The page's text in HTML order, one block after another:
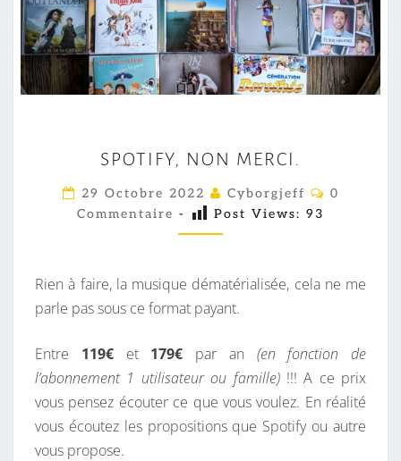
P
O
T
I
Y
,
O
N
M
E
SPOTIFY, NON MERCI.
29 Octobre 2022 Cyborgjeff
C
A
0
Commentaire - Post Views: 93
Rien à faire, la musique dématérialisée, cela ne me
parle pas sous ce format payant.
Entre 119€et 179€ par an (en fonction de
l’abonnement 1 utilisateur ou famille)!!! A ce prix
vous pensez écouter ce que vous voulez. En réalité
vous écoutez les propositions que Spotify ou autre
vous propose.